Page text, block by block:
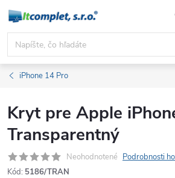
Prejsť
obsah
iPhone 14 Pro
Kryt pre Apple
Transparentný
Neohodnotené Podrobnosti
Kód: 5186/TRAN